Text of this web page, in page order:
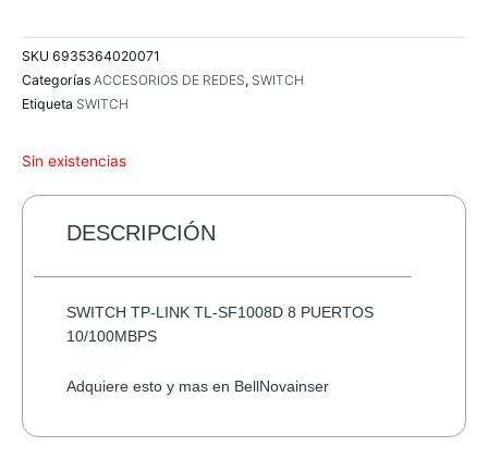
SKU 6935364020071
Categorías ACCESORIOS DE REDES, SWITCH
Etiqueta SWITCH
Sin existencias
DESCRIPCIÓN
SWITCH TP-LINK TL-SF1008D 8 PUERTOS
10/100MBPS
Adquiere esto y mas en BellNovainser